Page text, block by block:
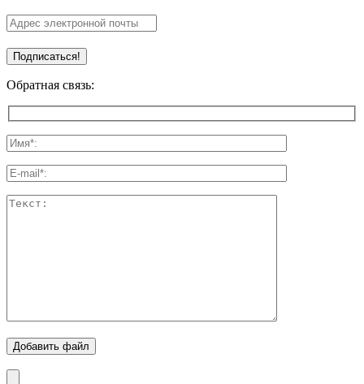
Обратная связь:
Добавить файл